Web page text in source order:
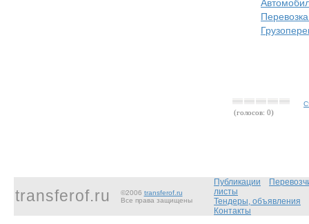
(голосов: 0)
transferof.ru ©2006 transferof.ru
Все права защищены
Публикации
листы
Тендеры, объявления
Контакты